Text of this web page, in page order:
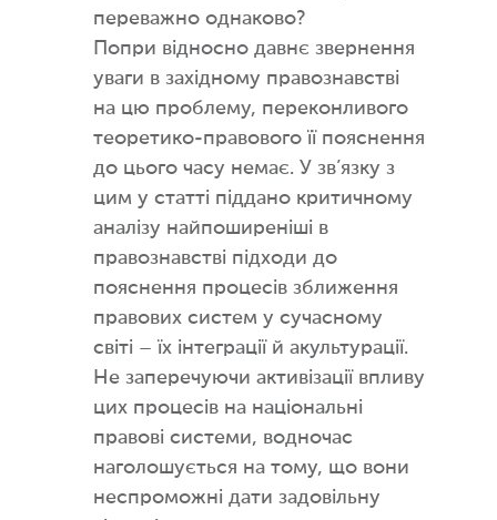
переважно однаково?
Попри відносно давнє звернення
уваги в західному правознавстві
на цю проблему, переконливого
теоретико-правового її пояснення
до цього часу немає. У зв’язку з
цим у статті піддано критичному
аналізу найпоширеніші в
правознавстві підходи до
пояснення процесів зближення
правових систем у сучасному
світі – їх інтеграції й акультурації.
Не заперечуючи активізації впливу
цих процесів на національні
правові системи, водночас
наголошується на тому, що вони
неспроможні дати задовільну